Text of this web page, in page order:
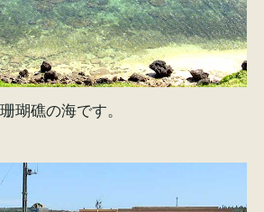
瑚礁の海です。